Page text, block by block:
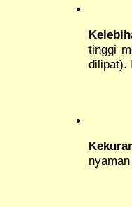
tinggi
dilipat).